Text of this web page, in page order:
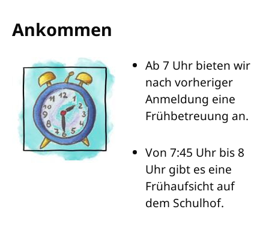
Ankommen
Ab 7 Uhr bieten wir
nach vorheriger
Anmeldung eine
Frühbetreuung an.
Von 7:45 Uhr bis 8
Uhr gibt es eine
Frühaufsicht auf
dem Schulhof.